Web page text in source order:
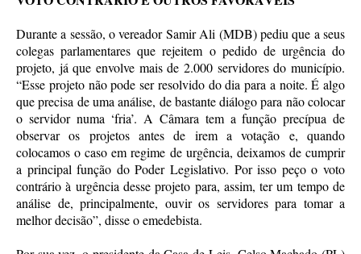
Durante a sessão, o vereador Samir Ali (MDB) pediu que a seus
colegas parlamentares que rejeitem o pedido de urgência do
projeto, já que envolve mais de 2.000 servidores do município.
“Esse projeto não pode ser resolvido do dia para a noite. É algo
que precisa de uma análise, de bastante diálogo para não colocar
o servidor numa ‘fria’. A Câmara tem a função precípua de
observar os projetos antes de irem a votação e, quando
colocamos o caso em regime de urgência, deixamos de cumprir
a principal função do Poder Legislativo. Por isso peço o voto
contrário à urgência desse projeto para, assim, ter um tempo de
análise de, principalmente, ouvir os servidores para tomar a
melhor decisão”, disse o emedebista.